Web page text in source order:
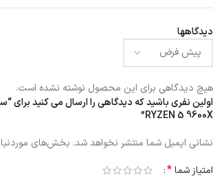
دیدگاهها
هیچ دیدگاهی برای این محصول نوشته نشده است.
RYZEN 5 9600X”
نشانی ایمیل شما منتشر نخواهد شد. بخش‌های
امتیاز شما*